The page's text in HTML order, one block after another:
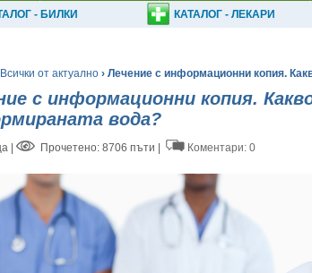
- БИЛКИ КАТАЛОГ - ЛЕКАРИ
Всички от актуално › Лечение с информационни копия.
с информационни копия.
вода?
Прочетено: 8706 пъти | Коментари: 0